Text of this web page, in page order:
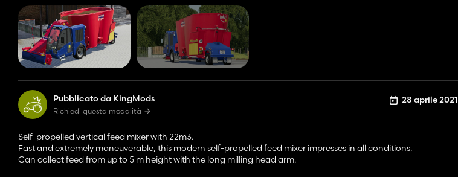
Pubblicato da KingMods
Richiedi questa modalità
28 aprile 2021
Self-propelled vertical feed mixer with 22m3.
Fast and extremely maneuverable, this modern self-propelled feed mixer impresses in all conditions.
Can collect feed from up to 5 m height with the long milling head arm.